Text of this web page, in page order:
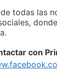
todas las
con